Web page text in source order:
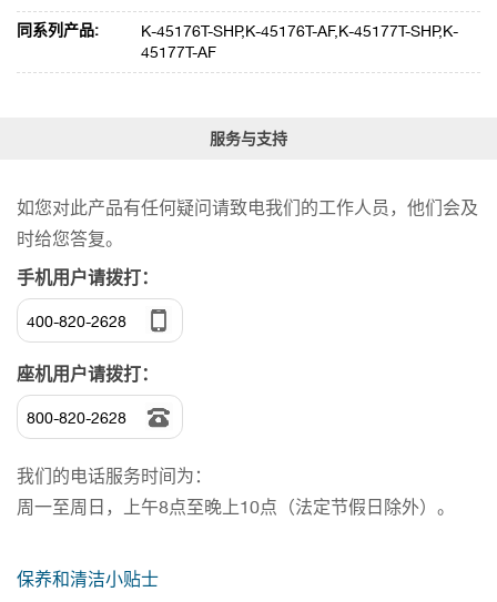
同系列产品:
K-45176T-SHP,K-45176T-AF,K-45177T-SHP,K-
45177T-AF
服务与支持
如您对此产品有任何疑问请致电我们的工作人员，他们会及
时给您答复。
手机用户请拨打：
400-820-2628
座机用户请拨打：
800-820-2628
我们的电话服务时间为：
周一至周日，上午8点至晚上10点（法定节假日除外）。
保养和清洁小贴士